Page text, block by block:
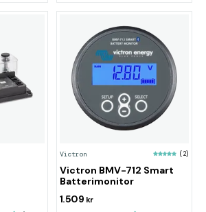
Victron (2)
Victron BMV-712 Smart
Batterimonitor
1.509 kr